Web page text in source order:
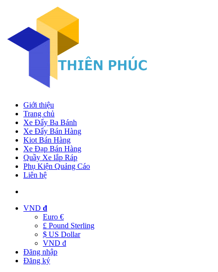
Giới thiệu
Trang chủ
Xe Đẩy Ba Bánh
Xe Đẩy Bán Hàng
Kiot Bán Hàng
Xe Đạp Bán Hàng
Quầy Xe lắp Ráp
Phụ Kiện Quảng Cáo
Liên hệ
VND đ
Euro €
£ Pound Sterling
$ US Dollar
VND đ
Đăng nhập
Đăng ký